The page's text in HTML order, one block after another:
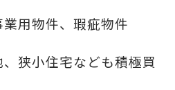
用物件、瑕疵物件
狭小住宅なども積極買